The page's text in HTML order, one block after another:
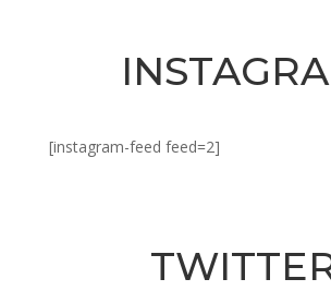
[instagram-feed feed=2]